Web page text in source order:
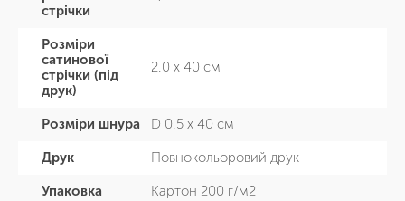
стрічки
Розміри
сатинової
стрічки (під
друк)
2,0 х 40 см
Розміри шнура D 0,5 х 40 см
Друк Повнокольоровий друк
Упаковка Картон 200 г/м2